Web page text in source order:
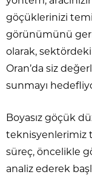
göçüklerinizi
görünümünü geri
olarak, sektördeki
Oran’da siz
sunmayı
Boyasız göçük
teknisyenlerimiz
süreç, öncelikle
analiz ederek